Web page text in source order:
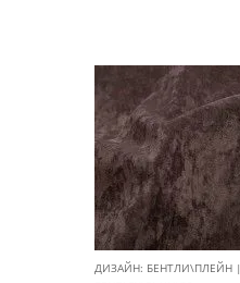
ДИЗАЙН: БЕНТЛИ\ПЛЕЙН |